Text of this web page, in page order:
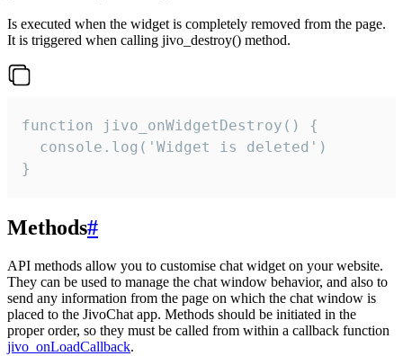
Is executed when the widget is completely removed from the page.
It is triggered when calling jivo_destroy() method.
function jivo_onWidgetDestroy() {
  console.log('Widget is deleted')
}
Methods#
API methods allow you to customise chat widget on your website.
They can be used to manage the chat window behavior, and also to
send any information from the page on which the chat window is
placed to the JivoChat app. Methods should be initiated in the
proper order, so they must be called from within a callback function
jivo_onLoadCallback.